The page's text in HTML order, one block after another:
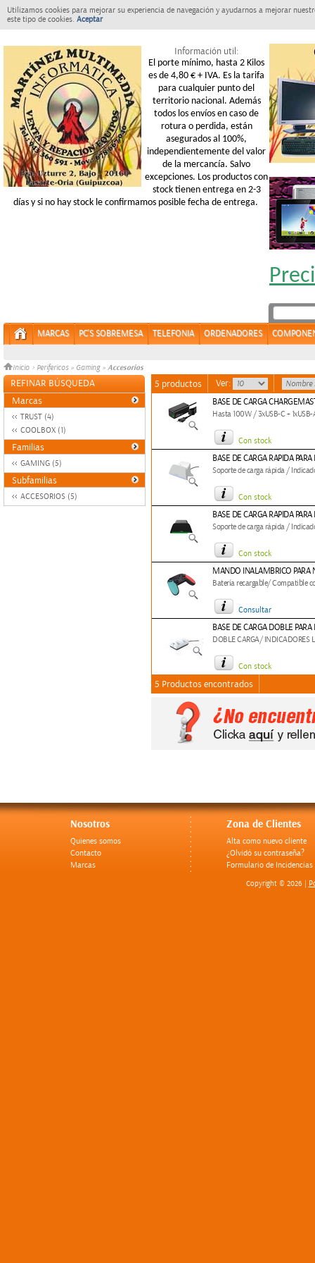
Utilizamos cookies para mejorar su experiencia de navegación y ayudarnos a mejorar
este tipo de cookies. Aceptar
Información util:
El porte mínimo, hasta 2 Kilos
es de 4,80 € + IVA. Es la tarifa
para cualquier punto del
territorio nacional. Además
todos los envíos en caso de
rotura o perdida, están
asegurados al 100%,
independientemente del valor
de la mercancía. Salvo
excepciones. Los productos con
stock tienen entrega en 2-3
días y si no hay stock le confirmamos posible fecha de entrega.
MARCAS PC'S SOBREMESA TELEFONIA ORDENADORES
Inicio > Perifericos » Gaming» Accesorios
REFINAR BÚSQUEDA
Marcas
TRUST (4)
COOLBOX (1)
Familias
GAMING (5)
Subfamilias
ACCESORIOS (5)
5 productos Ver:
BASE DE CARGA
Hasta 100W / 3xUSB-C + 1xUSB-
Con stock
BASE DE CARGA RAPIDA
Soporte de carga rápida /
Con stock
BASE DE CARGA RAPIDA
Soporte de carga rápida /
Con stock
MANDO INALAMBRICO PARA
Batería recargable/ Compatible
Consultar
BASE DE CARGA DOBLE PARA
DOBLE CARGA/ INDICADORES
Con stock
5 Productos encontrados
Nosotros
Quienes somos
Contacto
Marcas
Zona de Clientes
Alta como nuevo cliente
¿Olvidó su contraseña?
Formulario de Incidencias
Copyright © 2026 |